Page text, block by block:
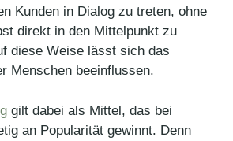
Kunden in Dialog zu treten, ohne
direkt in den Mittelpunkt zu
diese Weise lässt sich das
Menschen beeinflussen.
gilt dabei als Mittel, das bei
an Popularität gewinnt. Denn